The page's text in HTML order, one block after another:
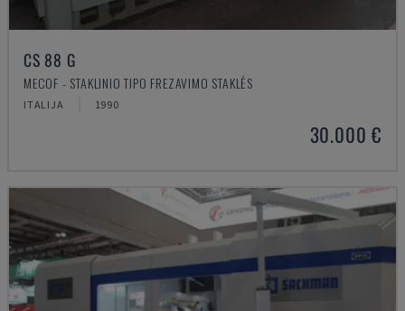
CS 88 G
MECOF - STAKLINIO TIPO FREZAVIMO STAKLĖS
ITALIJA 1990
30.000 €